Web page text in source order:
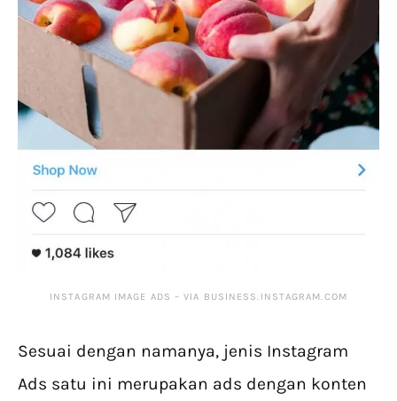
INSTAGRAM IMAGE ADS – VIA BUSINESS.INSTAGRAM.COM
Sesuai dengan namanya, jenis Instagram
Ads satu ini merupakan ads dengan konten